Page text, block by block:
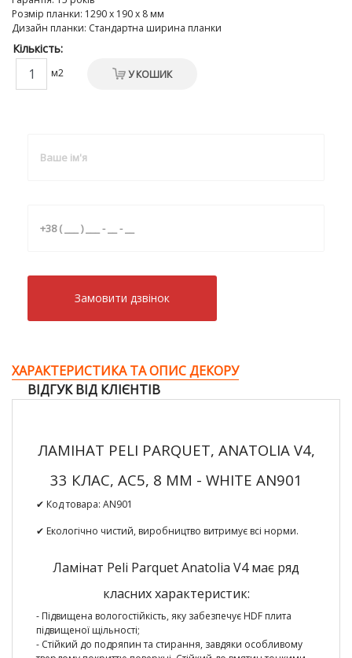
Розмір планки: 1290 х 190 х 8 мм
Дизайн планки: Стандартна ширина планки
Кількість:
м2 У КОШИК
Замовити дзвiнок
ХАРАКТЕРИСТИКА ТА ОПИС ДЕКОРУ
ВІДГУК ВІД КЛІЄНТІВ
ЛАМІНАТ PELI PARQUET, ANATOLIA V4,
33 КЛАС, AC5, 8 ММ - WHITE AN901
✔ Код товара: AN901
✔ Екологічно чистий, виробництво витримує всі норми.
Ламінат Peli Parquet Anatolia V4 має ряд
класних характеристик:
- Підвищена вологостійкість, яку забезпечує HDF плита
підвищеної щільності;
- Стійкий до подряпин та стирання, завдяки особливому